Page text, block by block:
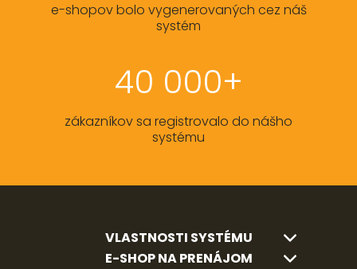
e-shopov bolo vygenerovaných cez náš
systém
40 000+
zákazníkov sa registrovalo do nášho
systému
VLASTNOSTI SYSTÉMU
E-SHOP NA PRENÁJOM